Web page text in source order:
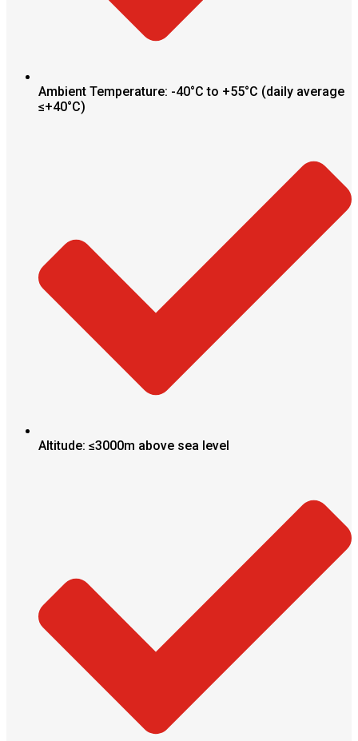
Ambient Temperature: -40°C to +55°C (daily average
≤+40°C)
Altitude: ≤3000m above sea level